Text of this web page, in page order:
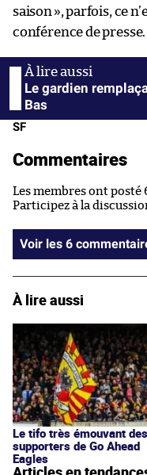
saison », parfois, ce
conférence de presse.
Le gardien
Bas
SF
Commentaires
Les membres ont
Participez à la
Voir les 6
À lire aussi
Le tifo très émouvant des
supporters de Go Ahead
Eagles